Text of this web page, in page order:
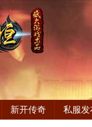
新开传奇 私服发